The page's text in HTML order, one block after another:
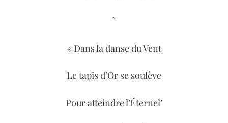
˜
« Dans la danse du Vent
Le tapis d’Or se soulève
Pour atteindre l’Éternel’